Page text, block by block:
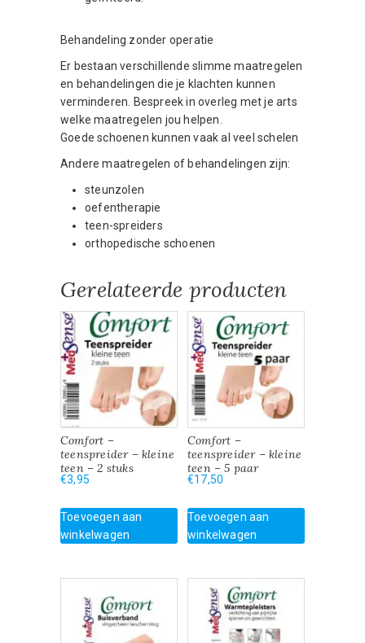
Behandeling zonder operatie
Er bestaan verschillende slimme maatregelen
en behandelingen die je klachten kunnen
verminderen. Bespreek in overleg met je arts
welke maatregelen jou helpen.
Goede schoenen kunnen vaak al veel schelen
Andere maatregelen of behandelingen zijn:
steunzolen
oefentherapie
teen-spreiders
orthopedische schoenen
Gerelateerde producten
Comfort –
teenspreider – kleine
teen – 2 stuks
€3,95
Toevoegen aan
winkelwagen
Comfort –
teenspreider – kleine
teen – 5 paar
€17,50
Toevoegen aan
winkelwagen